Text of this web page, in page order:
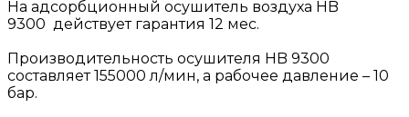
На адсорбционный осушитель воздуха HB
9300 действует гарантия 12 мес.
Производительность осушителя HB 9300
составляет 155000 л/мин, а рабочее давление – 10
бар.